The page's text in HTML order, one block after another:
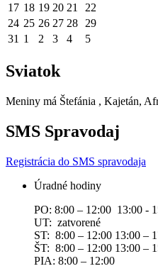
17 18 19 20 21 22
24 25 26 27 28 29
31 1 2 3 4 5
Sviatok
Meniny má Štefánia , Kajetán,
SMS Spravodaj
Registrácia do SMS spravodaja
Úradné hodiny
PO: 8:00 – 12:00 13:00 -
UT: zatvorené
ST: 8:00 – 12:00 13:00 –
ŠT: 8:00 – 12:00 13:00 –
PIA: 8:00 – 12:00